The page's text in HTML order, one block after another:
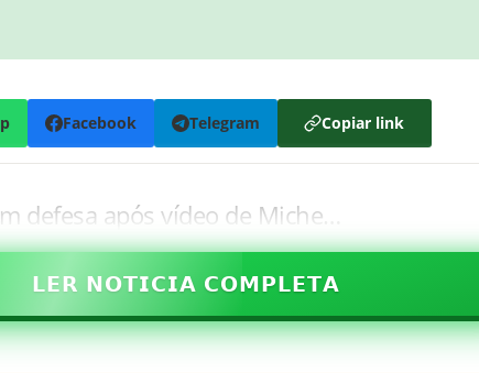
Facebook Telegram Copiar link
defesa após vídeo de Miche…
𝗟𝗘𝗥 𝗡𝗢𝗧𝗜𝗖𝗜𝗔 𝗖𝗢𝗠𝗣𝗟𝗘𝗧𝗔